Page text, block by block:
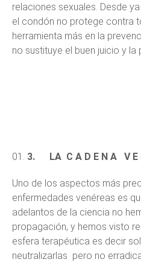
relaciones sexuales. Desde
el condón no protege contra
herramienta más en la
no sustituye el buen juicio y la
3. LA C A D E N A V E
Uno de los aspectos más
enfermedades venéreas es
adelantos de la ciencia no
propagación, y hemos visto
esfera terapéutica es decir
neutralizarlas pero no